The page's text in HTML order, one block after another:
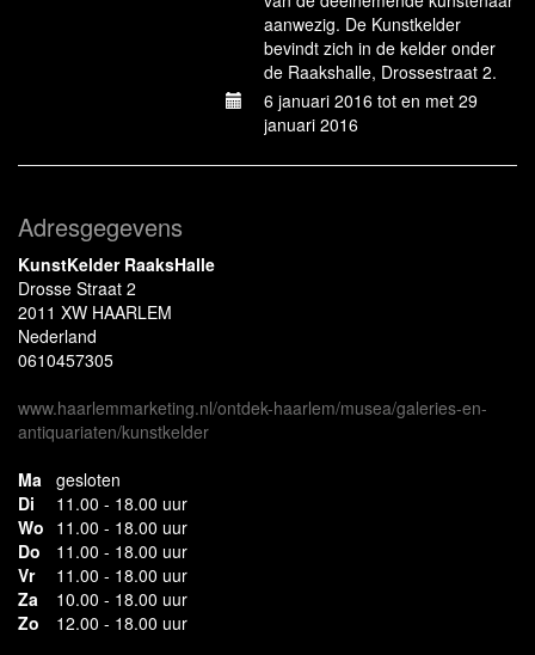
aanwezig. De Kunstkelder
bevindt zich in de kelder onder
de Raakshalle, Drossestraat 2.
6 januari 2016 tot en met 29
januari 2016
Adresgegevens
KunstKelder RaaksHalle
Drosse Straat 2
2011 XW HAARLEM
Nederland
0610457305
www.haarlemmarketing.nl/ontdek-haarlem/musea/galeries-en-
antiquariaten/kunstkelder
Ma gesloten
Di
11.00 - 18.00 uur
Wo 11.00 - 18.00 uur
Do
11.00 - 18.00 uur
Vr
11.00 - 18.00 uur
Za
10.00 - 18.00 uur
Zo
12.00 - 18.00 uur